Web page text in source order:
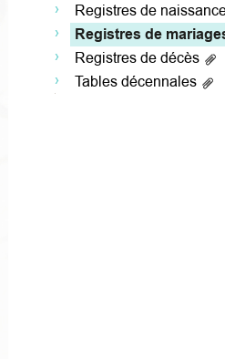
Registres de
Registres de
Registres de décès
Tables décennales